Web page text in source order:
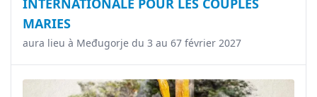
INTERNATIONALE POUR LES COUPLES
MARIES
aura lieu à Međugorje du 3 au 67 février 2027